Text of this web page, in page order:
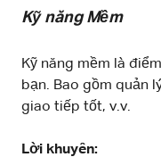
Kỹ năng Mềm
Kỹ năng mềm là
bạn. Bao gồm quản
giao tiếp tốt, v.v.
Lời khuyên: